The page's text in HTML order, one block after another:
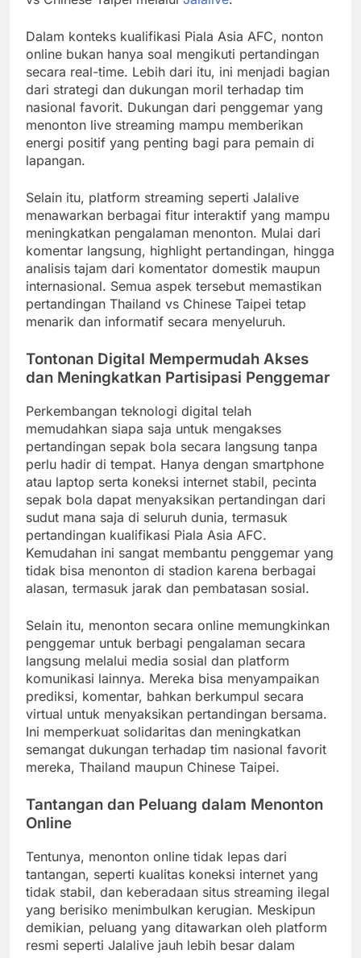
Dalam konteks kualifikasi Piala Asia AFC, nonton
online bukan hanya soal mengikuti pertandingan
secara real-time. Lebih dari itu, ini menjadi bagian
dari strategi dan dukungan moril terhadap tim
nasional favorit. Dukungan dari penggemar yang
menonton live streaming mampu memberikan
energi positif yang penting bagi para pemain di
lapangan.
Selain itu, platform streaming seperti Jalalive
menawarkan berbagai fitur interaktif yang mampu
meningkatkan pengalaman menonton. Mulai dari
komentar langsung, highlight pertandingan, hingga
analisis tajam dari komentator domestik maupun
internasional. Semua aspek tersebut memastikan
pertandingan Thailand vs Chinese Taipei tetap
menarik dan informatif secara menyeluruh.
Tontonan Digital Mempermudah Akses
dan Meningkatkan Partisipasi Penggemar
Perkembangan teknologi digital telah
memudahkan siapa saja untuk mengakses
pertandingan sepak bola secara langsung tanpa
perlu hadir di tempat. Hanya dengan smartphone
atau laptop serta koneksi internet stabil, pecinta
sepak bola dapat menyaksikan pertandingan dari
sudut mana saja di seluruh dunia, termasuk
pertandingan kualifikasi Piala Asia AFC.
Kemudahan ini sangat membantu penggemar yang
tidak bisa menonton di stadion karena berbagai
alasan, termasuk jarak dan pembatasan sosial.
Selain itu, menonton secara online memungkinkan
penggemar untuk berbagi pengalaman secara
langsung melalui media sosial dan platform
komunikasi lainnya. Mereka bisa menyampaikan
prediksi, komentar, bahkan berkumpul secara
virtual untuk menyaksikan pertandingan bersama.
Ini memperkuat solidaritas dan meningkatkan
semangat dukungan terhadap tim nasional favorit
mereka, Thailand maupun Chinese Taipei.
Tantangan dan Peluang dalam Menonton
Online
Tentunya, menonton online tidak lepas dari
tantangan, seperti kualitas koneksi internet yang
tidak stabil, dan keberadaan situs streaming ilegal
yang berisiko menimbulkan kerugian. Meskipun
demikian, peluang yang ditawarkan oleh platform
resmi seperti Jalalive jauh lebih besar dalam